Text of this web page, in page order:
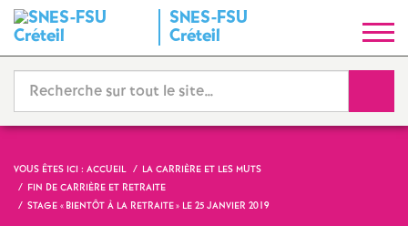
SNES-FSU
Créteil
y
n
VOUS ÊTES ICI : ACCUEIL
LA CARRIÈRE ET LES MUTS
FIN DE CARRIÈRE ET RETRAITE
STAGE « BIENTÔT À LA RETRAITE» LE 25 JANVIER 2019